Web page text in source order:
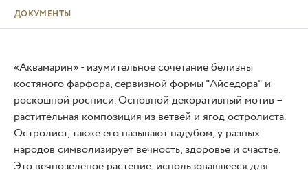
ДОКУМЕНТЫ
«Аквамарин» - изумительное сочетание белизны
костяного фарфора, сервизной формы "Айседора" и
роскошной росписи. Основной декоративный мотив –
растительная композиция из ветвей и ягод остролиста.
Остролист, также его называют падубом, у разных
народов символизирует вечность, здоровье и счастье.
Это вечнозеленое растение, использовавшееся для